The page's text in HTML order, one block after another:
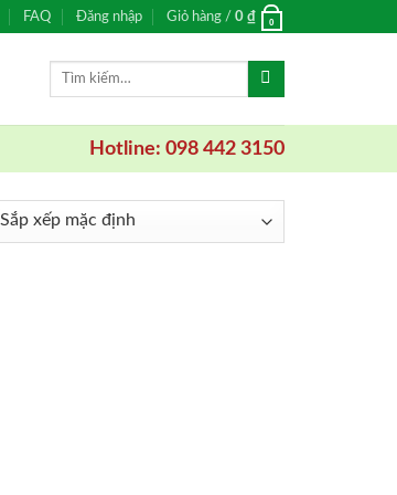
FAQ Đăng nhập Giỏ hàng / 0 ₫ 0
Tìm
Hotline: 098 442 3150